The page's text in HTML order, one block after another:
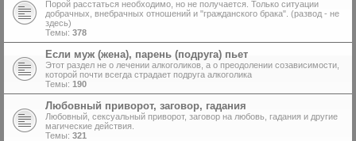
Порой расстаться необходимо, но не получается. Только ситуации
добрачных, внебрачных отношений и "гражданского брака". (развод - не
здесь)
Темы: 378
Если муж (жена), парень (подруга) пьет
Этот раздел не о лечении алкоголиков, а о преодолении созависимости,
которой почти всегда страдает подруга алкоголика
Темы: 190
Любовный приворот, заговор, гадания
Любовный, сексуальный приворот, заговор на любовь, гадания и другие
магические действия.
Темы: 321